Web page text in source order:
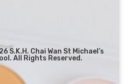
S.K.H. Chai Wan St Michael’s
All Rights Reserved.